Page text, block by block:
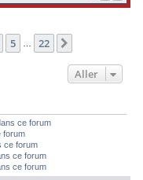
5 22
Aller
ce forum
forum
ce forum
ce forum
ce forum